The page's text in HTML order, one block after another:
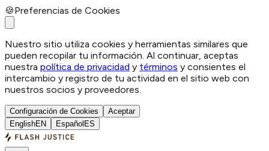
🍪Preferencias de Cookies
Nuestro sitio utiliza cookies y herramientas similares que
pueden recopilar tu información. Al continuar, aceptas
nuestra política de privacidad y términos y consientes el
intercambio y registro de tu actividad en el sitio web con
nuestros socios y proveedores.
Configuración de Cookies
Aceptar
EnglishEN Español ES